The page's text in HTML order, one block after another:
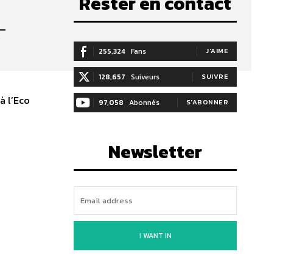
l’Eco
255,324 Fans J'AIME
128,657 Suiveurs SUIVRE
97,058 Abonnés S'ABONNER
Newsletter
I WANT IN